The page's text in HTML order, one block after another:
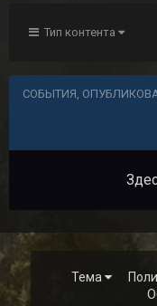
Тип контента
СОБЫТИЯ,
Тема